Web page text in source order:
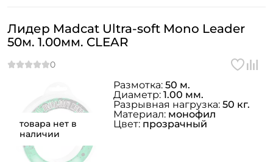
товара нет в
наличии
Лидер Madcat Ultra-soft Mono Leader
50м. 1.00мм. CLEAR
Размотка: 50 м.
Диаметр: 1.00 мм.
Разрывная нагрузка: 50 кг.
Материал: монофил
Цвет: прозрачный